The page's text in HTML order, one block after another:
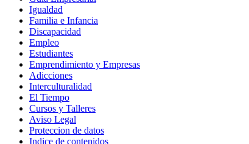
Igualdad
Familia e Infancia
Discapacidad
Empleo
Estudiantes
Emprendimiento y Empresas
Adicciones
Interculturalidad
El Tiempo
Cursos y Talleres
Aviso Legal
Proteccion de datos
Indice de contenidos